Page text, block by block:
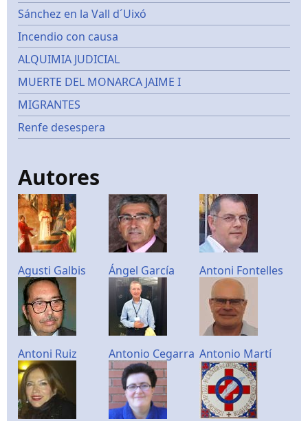
Sánchez en la Vall d´Uixó
Incendio con causa
ALQUIMIA JUDICIAL
MUERTE DEL MONARCA JAIME I
MIGRANTES
Renfe desespera
Autores
Agusti Galbis Ángel García Antoni Fontelles
Antoni Ruiz Antonio Cegarra Antonio Martí